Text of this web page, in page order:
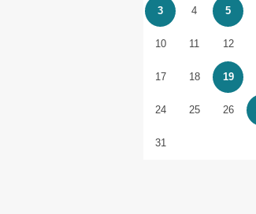
3 4 5
10 11 12
17 18 19
24 25 26
31